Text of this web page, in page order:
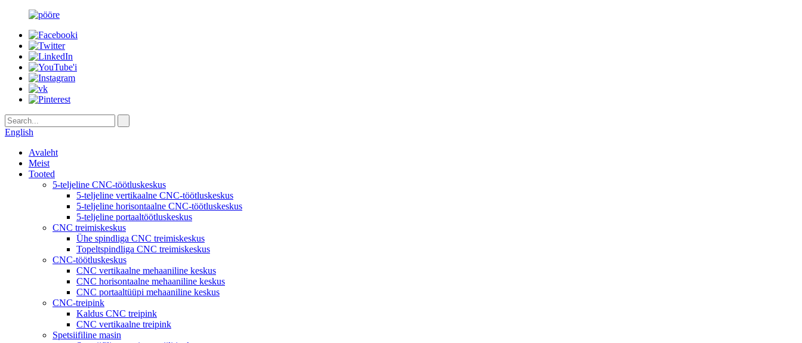
English
Avaleht
Meist
Tooted
5-teljeline CNC-töötluskeskus
5-teljeline vertikaalne CNC-töötluskeskus
5-teljeline horisontaalne CNC-töötluskeskus
5-teljeline portaaltöötluskeskus
CNC treimiskeskus
Ühe spindliga CNC treimiskeskus
Topeltspindliga CNC treimiskeskus
CNC-töötluskeskus
CNC vertikaalne mehaaniline keskus
CNC horisontaalne mehaaniline keskus
CNC portaaltüüpi mehaaniline keskus
CNC-treipink
Kaldus CNC treipink
CNC vertikaalne treipink
Spetsiifiline masin